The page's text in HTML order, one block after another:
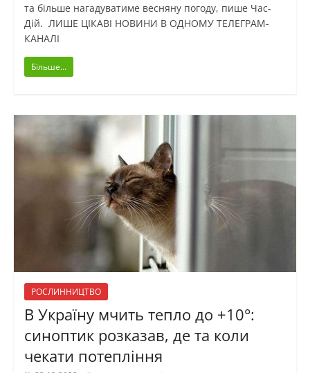
та більше нагадуватиме весняну погоду, пише Час-
Дій. ЛИШЕ ЦІКАВІ НОВИНИ В ОДНОМУ ТЕЛЕГРАМ-
КАНАЛІ
Більше...
РОСЛИННИЦТВО
В Україну мчить тепло до +10°:
синоптик розказав, де та коли
чекати потепління